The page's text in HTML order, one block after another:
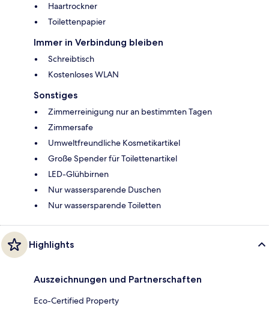
Haartrockner
Toilettenpapier
Immer in Verbindung bleiben
Schreibtisch
Kostenloses WLAN
Sonstiges
Zimmerreinigung nur an bestimmten Tagen
Zimmersafe
Umweltfreundliche Kosmetikartikel
Große Spender für Toilettenartikel
LED-Glühbirnen
Nur wassersparende Duschen
Nur wassersparende Toiletten
Highlights
Auszeichnungen und Partnerschaften
Eco-Certified Property